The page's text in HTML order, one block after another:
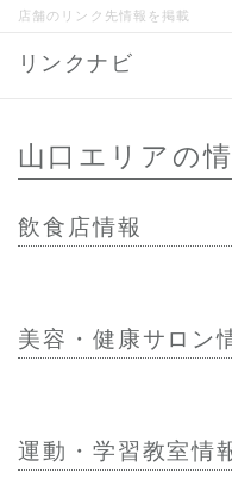
店舗のリンク先情報を掲載
リンクナビ
山口エリアの
飲食店情報
美容・健康サロン
運動・学習教室情